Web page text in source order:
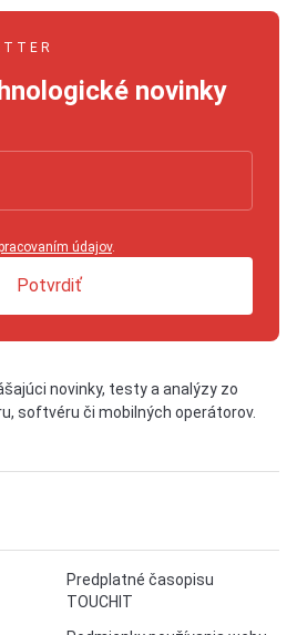
novinky
údajov.
Potvrdiť
novinky, testy a analýzy zo
softvéru či mobilných operátorov.
Predplatné časopisu
TOUCHIT